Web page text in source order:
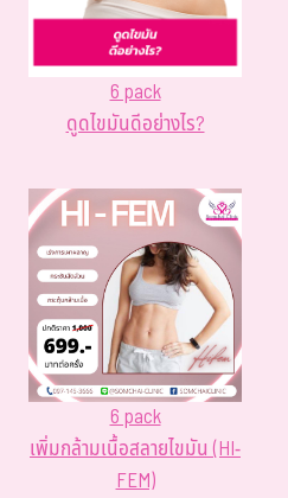
6 pack
ดูดไขมันดีอย่างไร?
6 pack
เพิ่มกล้ามเนื้อสลายไขมัน (HI-
FEM)